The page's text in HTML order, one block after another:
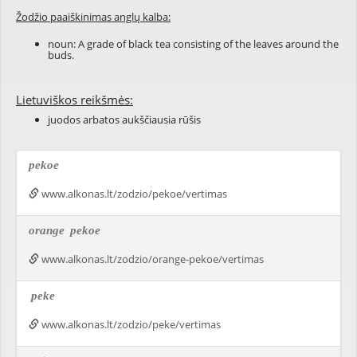
Žodžio paaiškinimas anglų kalba:
noun: A grade of black tea consisting of the leaves around the
buds.
Lietuviškos reikšmės:
juodos arbatos aukščiausia rūšis
pekoe
www.alkonas.lt/zodzio/pekoe/vertimas
orange pekoe
www.alkonas.lt/zodzio/orange-pekoe/vertimas
peke
www.alkonas.lt/zodzio/peke/vertimas